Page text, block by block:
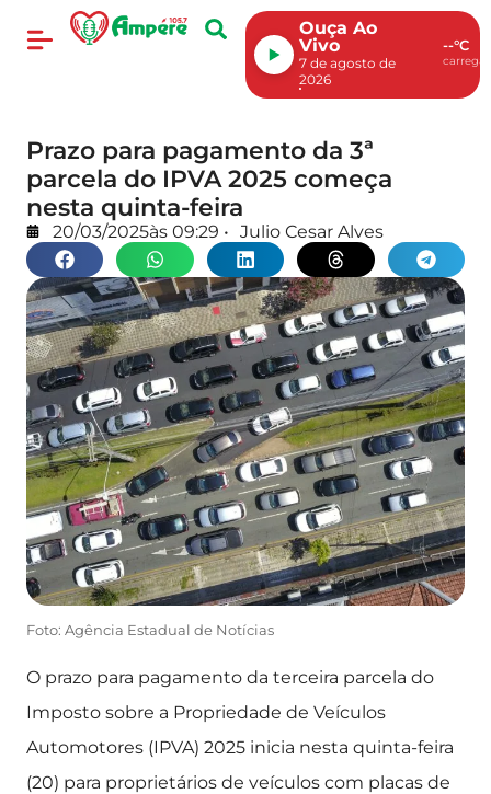
Ouça Ao
Vivo
7 de agosto de
2026
--°C
Prazo para pagamento da 3ª
parcela do IPVA 2025 começa
nesta quinta-feira
20/03/2025às 09:29 • Julio Cesar Alves
Foto: Agência Estadual de Notícias
O prazo para pagamento da terceira parcela do
Imposto sobre a Propriedade de Veículos
Automotores (IPVA) 2025 inicia nesta quinta-feira
(20) para proprietários de veículos com placas de